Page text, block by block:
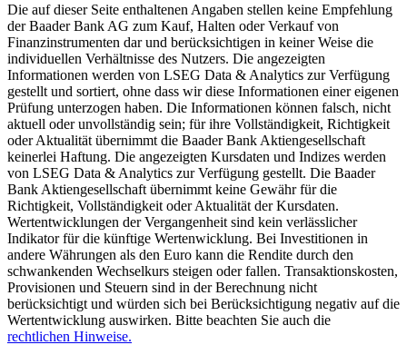
Die auf dieser Seite enthaltenen Angaben stellen keine Empfehlung
der Baader Bank AG zum Kauf, Halten oder Verkauf von
Finanzinstrumenten dar und berücksichtigen in keiner Weise die
individuellen Verhältnisse des Nutzers. Die angezeigten
Informationen werden von LSEG Data & Analytics zur Verfügung
gestellt und sortiert, ohne dass wir diese Informationen einer eigenen
Prüfung unterzogen haben. Die Informationen können falsch, nicht
aktuell oder unvollständig sein; für ihre Vollständigkeit, Richtigkeit
oder Aktualität übernimmt die Baader Bank Aktiengesellschaft
keinerlei Haftung. Die angezeigten Kursdaten und Indizes werden
von LSEG Data & Analytics zur Verfügung gestellt. Die Baader
Bank Aktiengesellschaft übernimmt keine Gewähr für die
Richtigkeit, Vollständigkeit oder Aktualität der Kursdaten.
Wertentwicklungen der Vergangenheit sind kein verlässlicher
Indikator für die künftige Wertenwicklung. Bei Investitionen in
andere Währungen als den Euro kann die Rendite durch den
schwankenden Wechselkurs steigen oder fallen. Transaktionskosten,
Provisionen und Steuern sind in der Berechnung nicht
berücksichtigt und würden sich bei Berücksichtigung negativ auf die
Wertentwicklung auswirken. Bitte beachten Sie auch die
rechtlichen Hinweise.